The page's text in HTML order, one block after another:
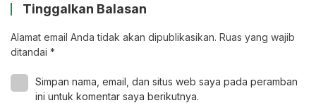
Tinggalkan Balasan
Alamat email Anda tidak akan dipublikasikan. Ruas yang wajib
ditandai *
Simpan nama, email, dan situs web saya pada peramban
ini untuk komentar saya berikutnya.